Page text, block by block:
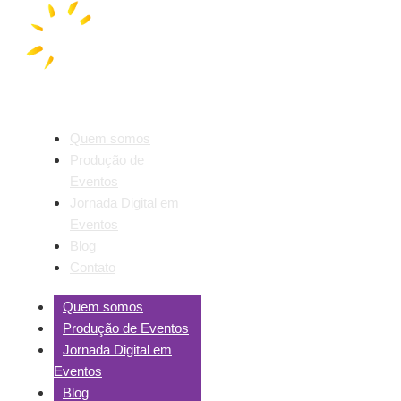
Quem somos
Produção de
Eventos
Jornada Digital em
Eventos
Blog
Contato
Quem somos
Produção de Eventos
Jornada Digital em
Eventos
Blog